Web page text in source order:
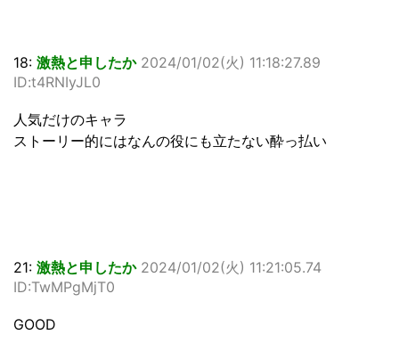
18: 激熱と申したか 2024/01/02(火) 11:18:27.89
ID:t4RNIyJL0
人気だけのキャラ
ストーリー的にはなんの役にも立たない酔っ払い
21: 激熱と申したか 2024/01/02(火) 11:21:05.74
ID:TwMPgMjT0
GOOD